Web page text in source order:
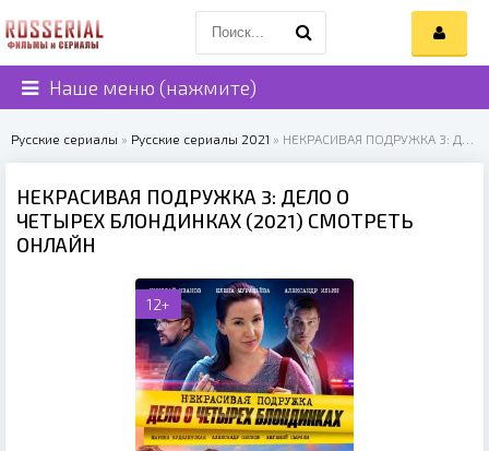
Наше меню (нажмите)
Русские сериалы » Русские сериалы 2021 » НЕКРАСИВАЯ ПОДРУЖКА 3: ДЕЛО О ЧЕТЫРЕХ БЛОНДИНКАХ (2021)
НЕКРАСИВАЯ ПОДРУЖКА 3: ДЕЛО О
ЧЕТЫРЕХ БЛОНДИНКАХ (2021) СМОТРЕТЬ
ОНЛАЙН
12+